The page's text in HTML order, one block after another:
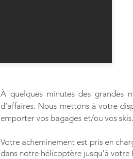
À quelques minutes des grandes
d’affaires. Nous mettons à votre
emporter vos bagages et/ou vos skis.
Votre acheminement est pris en
dans notre hélicoptère jusqu’à votre